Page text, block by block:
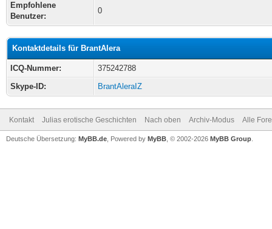
Empfohlene
Benutzer:
0
Kontaktdetails für BrantAlera
ICQ-Nummer:
375242788
Skype-ID:
BrantAleraIZ
Kontakt Julias erotische Geschichten Nach oben Archiv-Modus Alle
Deutsche Übersetzung: MyBB.de , Powered by MyBB , © 2002-2026 MyBB Group